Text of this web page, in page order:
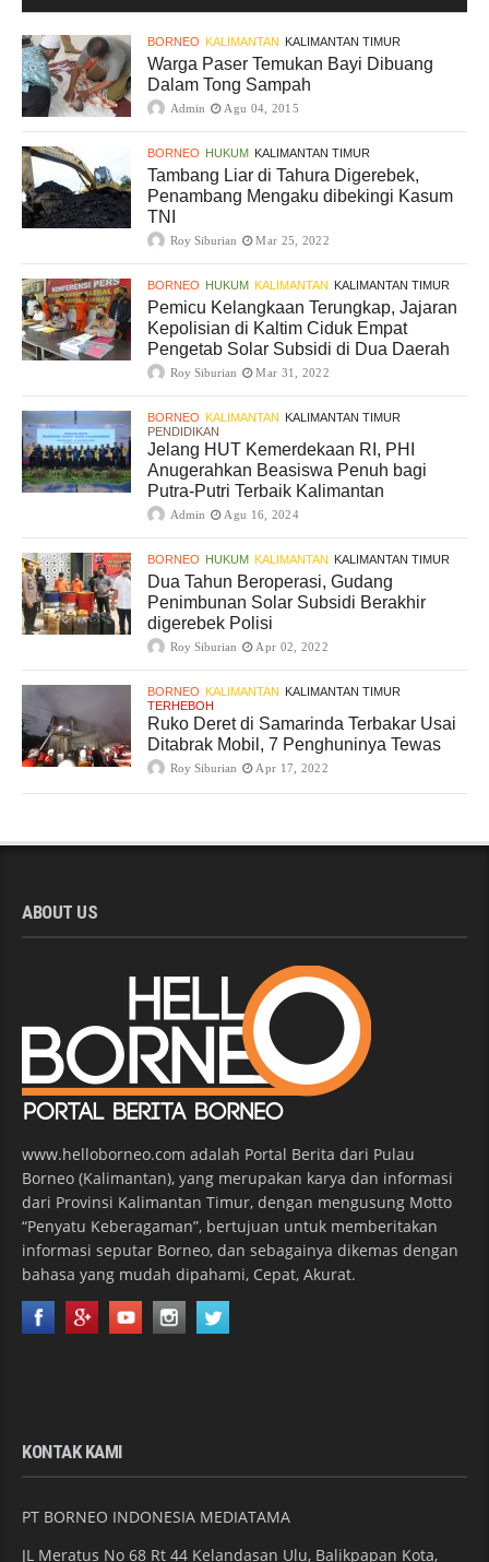
BORNEO KALIMANTAN KALIMANTAN TIMUR
Warga Paser Temukan Bayi Dibuang
Dalam Tong Sampah
Admin Agu 04, 2015
BORNEO HUKUM KALIMANTAN TIMUR
Tambang Liar di Tahura Digerebek,
Penambang Mengaku dibekingi Kasum
TNI
Roy Siburian Mar 25, 2022
BORNEO HUKUM KALIMANTAN KALIMANTAN TIMUR
Pemicu Kelangkaan Terungkap, Jajaran
Kepolisian di Kaltim Ciduk Empat
Pengetab Solar Subsidi di Dua Daerah
Roy Siburian Mar 31, 2022
BORNEO KALIMANTAN KALIMANTAN TIMUR
PENDIDIKAN
Jelang HUT Kemerdekaan RI, PHI
Anugerahkan Beasiswa Penuh bagi
Putra-Putri Terbaik Kalimantan
Admin Agu 16, 2024
BORNEO HUKUM KALIMANTAN KALIMANTAN TIMUR
Dua Tahun Beroperasi, Gudang
Penimbunan Solar Subsidi Berakhir
digerebek Polisi
Roy Siburian Apr 02, 2022
BORNEO KALIMANTAN KALIMANTAN TIMUR
TERHEBOH
Ruko Deret di Samarinda Terbakar Usai
Ditabrak Mobil, 7 Penghuninya Tewas
Roy Siburian Apr 17, 2022
ABOUT US
www.helloborneo.com adalah Portal Berita dari Pulau
Borneo (Kalimantan), yang merupakan karya dan informasi
dari Provinsi Kalimantan Timur, dengan mengusung Motto
“Penyatu Keberagaman”, bertujuan untuk memberitakan
informasi seputar Borneo, dan sebagainya dikemas dengan
bahasa yang mudah dipahami, Cepat, Akurat.
KONTAK KAMI
PT BORNEO INDONESIA MEDIATAMA
JL Meratus No 68 Rt 44 Kelandasan Ulu, Balikpapan Kota,